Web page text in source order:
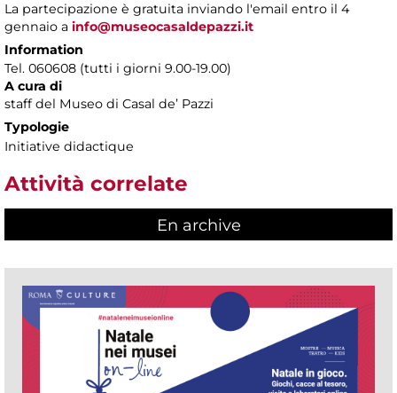
La partecipazione è gratuita inviando l'email entro il 4
gennaio a info@museocasaldepazzi.it
Information
Tel. 060608 (tutti i giorni 9.00-19.00)
A cura di
staff del Museo di Casal de’ Pazzi
Typologie
Initiative didactique
Attività correlate
En archive